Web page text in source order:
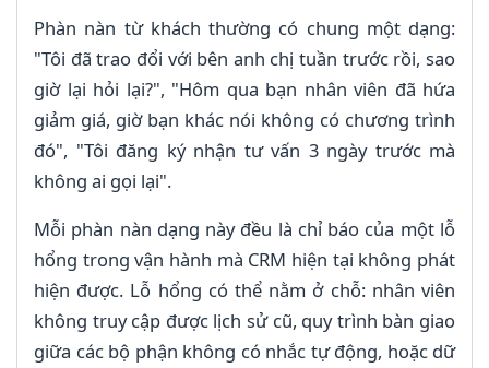
Phàn nàn từ khách thường có chung một dạng:
"Tôi đã trao đổi với bên anh chị tuần trước rồi, sao
giờ lại hỏi lại?", "Hôm qua bạn nhân viên đã hứa
giảm giá, giờ bạn khác nói không có chương trình
đó", "Tôi đăng ký nhận tư vấn 3 ngày trước mà
không ai gọi lại".
Mỗi phàn nàn dạng này đều là chỉ báo của một lỗ
hổng trong vận hành mà CRM hiện tại không phát
hiện được. Lỗ hổng có thể nằm ở chỗ: nhân viên
không truy cập được lịch sử cũ, quy trình bàn giao
giữa các bộ phận không có nhắc tự động, hoặc dữ